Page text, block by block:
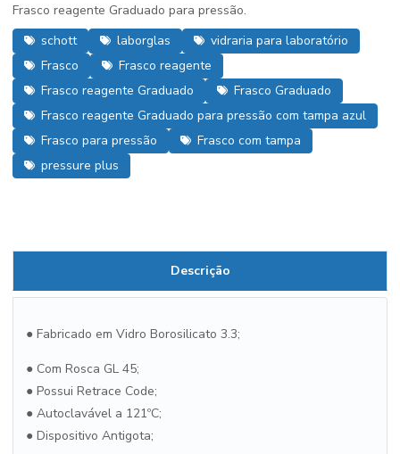
Frasco reagente Graduado para pressão.
schott
laborglas
vidraria para laboratório
Frasco
Frasco reagente
Frasco reagente Graduado
Frasco Graduado
Frasco reagente Graduado para pressão com tampa azul
Frasco para pressão
Frasco com tampa
pressure plus
Descrição
● Fabricado em Vidro Borosilicato 3.3;
● Com Rosca GL 45;
● Possui Retrace Code;
● Autoclavável a 121ºC;
● Dispositivo Antigota;